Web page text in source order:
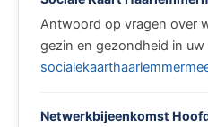
Antwoord op vragen over
gezin en gezondheid in uw
Netwerkbijeenkomst